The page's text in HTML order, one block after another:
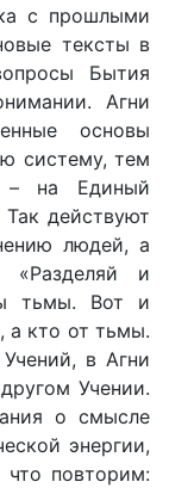
с прошлыми
тексты в
Бытия
Агни
основы
систему, тем
– на Единый
действуют
людей, а
и
тьмы. Вот и
а кто от тьмы.
в Агни
Учении.
о смысле
энергии,
повторим: